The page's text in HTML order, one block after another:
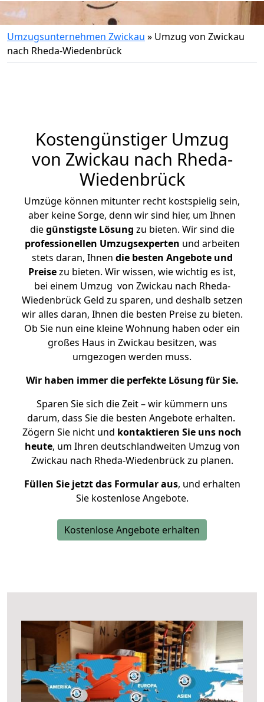
Umzugsunternehmen Zwickau » Umzug von Zwickau
nach Rheda-Wiedenbrück
Kostengünstiger Umzug
von Zwickau nach Rheda-
Wiedenbrück
Umzüge können mitunter recht kostspielig sein,
aber keine Sorge, denn wir sind hier, um Ihnen
diegünstigste Lösung zu bieten. Wir sind die
professionellen Umzugsexperten und arbeiten
stets daran, Ihnen die besten Angebote und
Preisezu bieten. Wir wissen, wie wichtig es ist,
bei einem Umzug von Zwickau nach Rheda-
Wiedenbrück Geld zu sparen, und deshalb setzen
wir alles daran, Ihnen die besten Preise zu bieten.
Ob Sie nun eine kleine Wohnung haben oder ein
großes Haus in Zwickau besitzen, was
umgezogen werden muss.
Wir haben immer die perfekte Lösung für Sie.
Sparen Sie sich die Zeit – wir kümmern uns
darum, dass Sie die besten Angebote erhalten.
Zögern Sie nicht und kontaktieren Sie uns noch
heute, um Ihren deutschlandweiten Umzug von
Zwickau nach Rheda-Wiedenbrück zu planen.
Füllen Sie jetzt das Formular aus, und erhalten
Sie kostenlose Angebote.
Kostenlose Angebote erhalten